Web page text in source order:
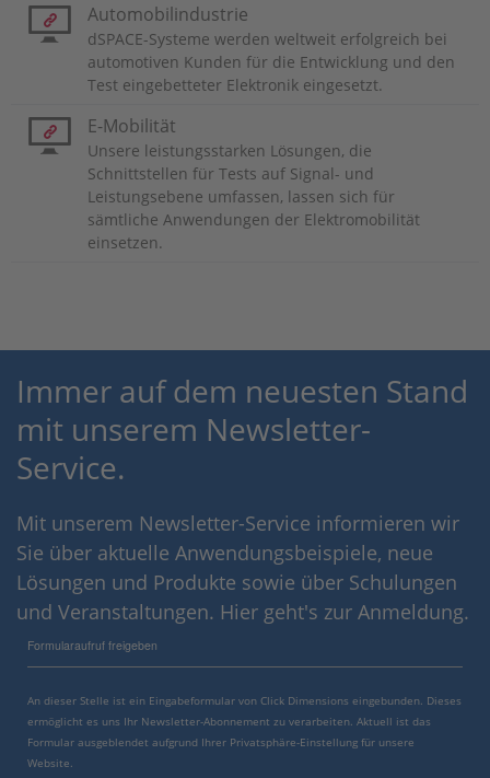
Automobilindustrie
dSPACE-Systeme werden weltweit erfolgreich bei
automotiven Kunden für die Entwicklung und den
Test eingebetteter Elektronik eingesetzt.
E-Mobilität
Unsere leistungsstarken Lösungen, die
Schnittstellen für Tests auf Signal- und
Leistungsebene umfassen, lassen sich für
sämtliche Anwendungen der Elektromobilität
einsetzen.
Immer auf dem neuesten Stand
mit unserem Newsletter-
Service.
Mit unserem Newsletter-Service informieren wir
Sie über aktuelle Anwendungsbeispiele, neue
Lösungen und Produkte sowie über Schulungen
und Veranstaltungen. Hier geht's zur Anmeldung.
Formularaufruf freigeben
An dieser Stelle ist ein Eingabeformular von Click Dimensions eingebunden. Dieses
ermöglicht es uns Ihr Newsletter-Abonnement zu verarbeiten. Aktuell ist das
Formular ausgeblendet aufgrund Ihrer Privatsphäre-Einstellung für unsere
Website.